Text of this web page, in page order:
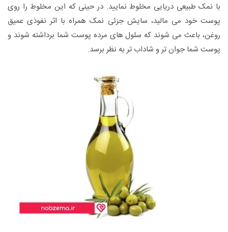
با نمک طبیعی دریایی مخلوط نمایید. در حینی که این مخلوط را روی
پوست خود می مالید، سایش جزئی نمک همراه با اثر نفوذی عمیق
روغن، باعث می شوند که سلول های مرده پوست شما برداشته شوند و
پوست شما جوان تر و شاداب تر به نظر برسد.